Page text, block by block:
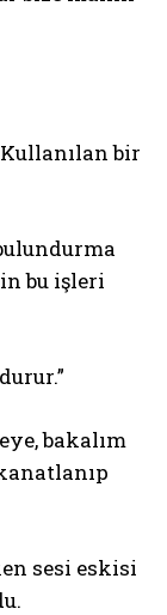
bir
bu işleri
bakalım
sesi eskisi